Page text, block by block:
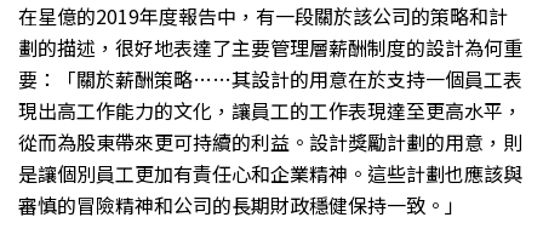
在星億的2019年度報告中，有一段關於該公司的策略和計
劃的描述，很好地表達了主要管理層薪酬制度的設計為何重
要：「關於薪酬策略……其設計的用意在於支持一個員工表
現出高工作能力的文化，讓員工的工作表現達至更高水平，
從而為股東帶來更可持續的利益。設計獎勵計劃的用意，則
是讓個別員工更加有責任心和企業精神。這些計劃也應該與
審慎的冒險精神和公司的長期財政穩健保持一致。」